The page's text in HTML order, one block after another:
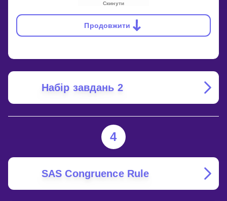
Скинути
Продовжити
Набір завдань 2
4
SAS Congruence Rule